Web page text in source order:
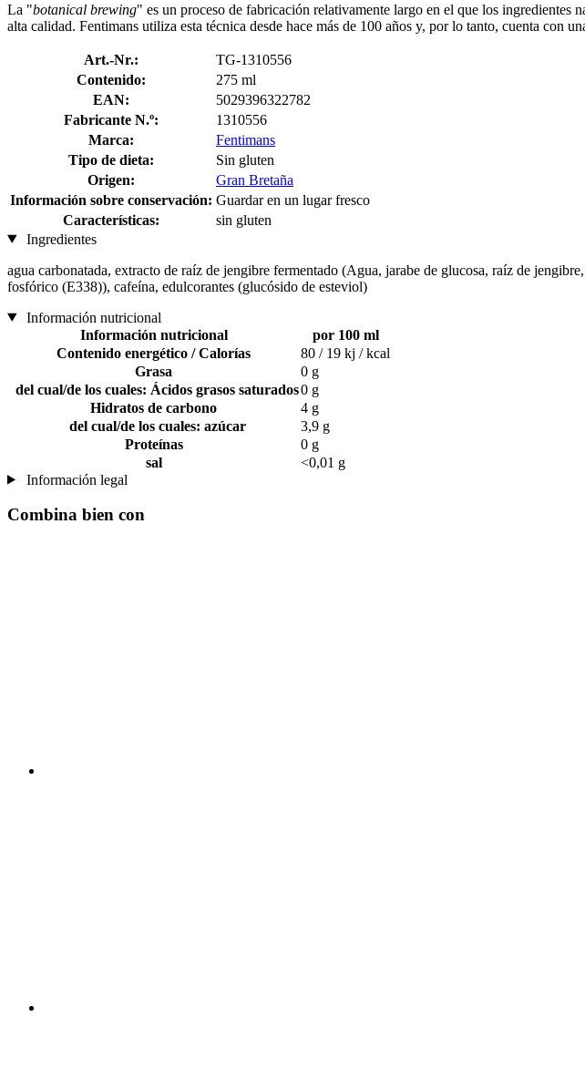
La "botanical brewing" es un proceso de fabricación relativamente largo en el que los ingredientes
alta calidad. Fentimans utiliza esta técnica desde hace más de 100 años y, por lo tanto, cuenta con
Art.-Nr.:
TG-1310556
Contenido:
275 ml
EAN:
5029396322782
Fabricante N.º:
1310556
Marca:
Fentimans
Tipo de dieta:
Sin gluten
Origen:
Gran Bretaña
Información sobre conservación: Guardar en un lugar fresco
Características:
sin gluten
Ingredientes
agua carbonatada, extracto de raíz de jengibre fermentado (Agua, jarabe de glucosa, raíz de
fosfórico (E338)), cafeína, edulcorantes (glucósido de esteviol)
Información nutricional
Información nutricional
por 100 ml
Contenido energético / Calorías
80 / 19 kj / kcal
Grasa
0 g
del cual/de los cuales: Ácidos grasos saturados0 g
Hidratos de carbono
4 g
del cual/de los cuales: azúcar
3,9 g
Proteínas
0 g
sal
<0,01 g
Información legal
Combina bien con